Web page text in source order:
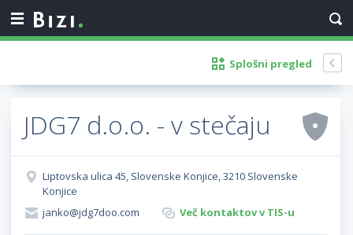
Splošni pregled
JDG7 d.o.o. - v stečaju
Liptovska ulica 45, Slovenske Konjice, 3210 Slovenske
Konjice
janko@jdg7doo.com
Več kontaktov v TIS-u